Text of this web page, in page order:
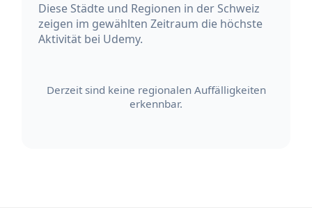
Diese Städte und Regionen in der Schweiz
zeigen im gewählten Zeitraum die höchste
Aktivität bei Udemy.
Derzeit sind keine regionalen Auffälligkeiten
erkennbar.